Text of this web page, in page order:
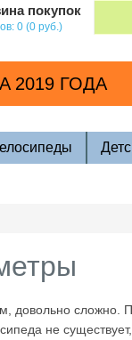
2019 ГОДА
покупок
0 (0 руб.)
довольно
не